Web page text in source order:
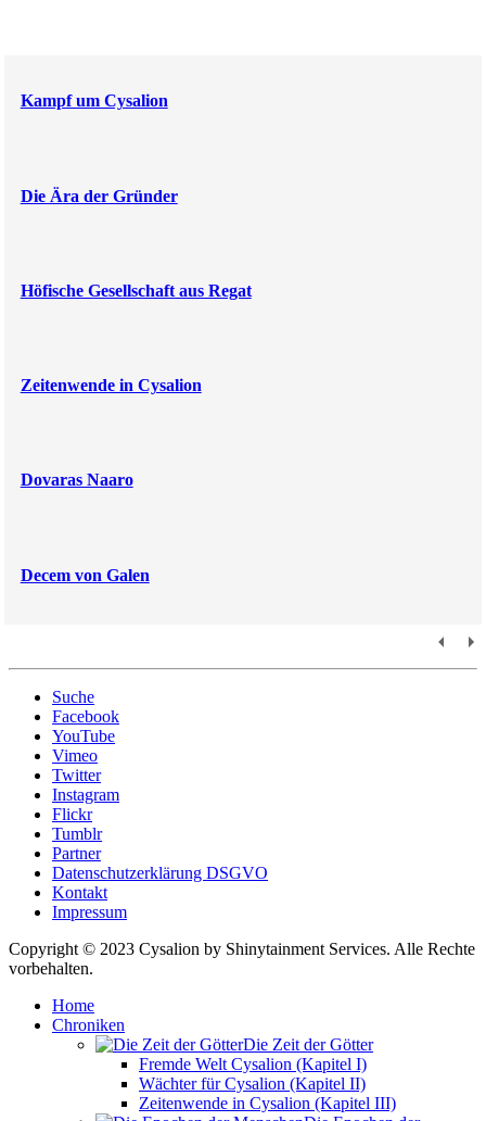
Kampf um Cysalion
Die Ära der Gründer
Höfische Gesellschaft aus Regat
Zeitenwende in Cysalion
Dovaras Naaro
Decem von Galen
Suche
Facebook
YouTube
Vimeo
Twitter
Instagram
Flickr
Tumblr
Partner
Datenschutzerklärung DSGVO
Kontakt
Impressum
Copyright © 2023 Cysalion by Shinytainment Services. Alle Rechte
vorbehalten.
Home
Chroniken
Die Zeit der Götter
Fremde Welt Cysalion (Kapitel I)
Wächter für Cysalion (Kapitel II)
Zeitenwende in Cysalion (Kapitel III)